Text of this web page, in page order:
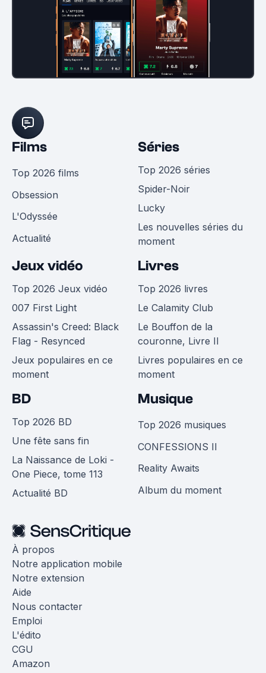
Films
Top 2026 films
Obsession
L'Odyssée
Actualité
Séries
Top 2026 séries
Spider-Noir
Lucky
Les nouvelles séries du
moment
Jeux vidéo
Top 2026 Jeux vidéo
007 First Light
Assassin's Creed: Black
Flag - Resynced
Jeux populaires en ce
moment
Livres
Top 2026 livres
Le Calamity Club
Le Bouffon de la
couronne, Livre II
Livres populaires en ce
moment
BD
Top 2026 BD
Une fête sans fin
La Naissance de Loki -
One Piece, tome 113
Actualité BD
Musique
Top 2026 musiques
CONFESSIONS II
Reality Awaits
Album du moment
À propos
Notre application mobile
Notre extension
Aide
Nous contacter
Emploi
L'édito
CGU
Amazon